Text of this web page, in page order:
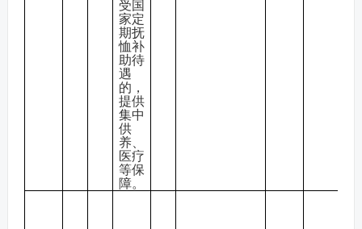
受国
家定
期抚
恤补
助待
遇
的，
提供
集中
供
养、
医疗
等保
障。